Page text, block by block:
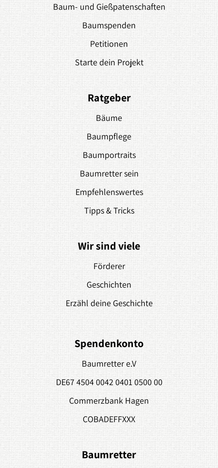
Baum- und Gießpatenschaften
Baumspenden
Petitionen
Starte dein Projekt
Ratgeber
Bäume
Baumpflege
Baumportraits
Baumretter sein
Empfehlenswertes
Tipps & Tricks
Wir sind viele
Förderer
Geschichten
Erzähl deine Geschichte
Spendenkonto
Baumretter e.V
DE67 4504 0042 0401 0500 00
Commerzbank Hagen
COBADEFFXXX
Baumretter